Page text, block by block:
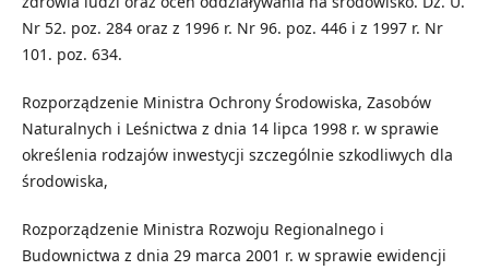
Nr 52. poz. 284 oraz z 1996 r. Nr 96. poz. 446 i z 1997 r. Nr
101. poz. 634.
Rozporządzenie Ministra Ochrony Środowiska, Zasobów
Naturalnych i Leśnictwa z dnia 14 lipca 1998 r. w sprawie
określenia rodzajów inwestycji szczególnie szkodliwych dla
środowiska,
Rozporządzenie Ministra Rozwoju Regionalnego i
Budownictwa z dnia 29 marca 2001 r. w sprawie ewidencji